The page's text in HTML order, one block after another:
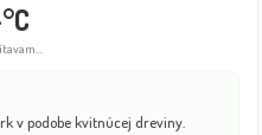
naše rastliny sadiť po celý rok.